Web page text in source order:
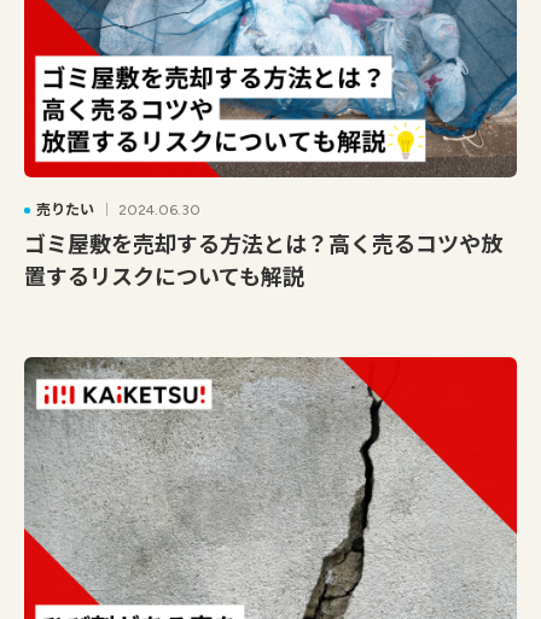
売りたい 2024.06.30
ゴミ屋敷を売却する方法とは？高く売るコツや放
置するリスクについても解説